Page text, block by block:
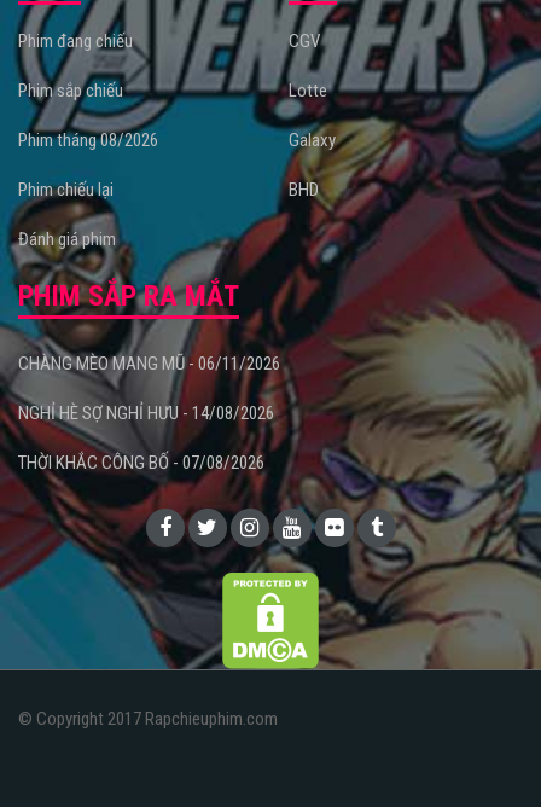
Phim đang chiếu
Phim sắp chiếu
Phim tháng 08/2026
Phim chiếu lại
Đánh giá phim
CGV
Lotte
Galaxy
BHD
PHIM SẮP RA MẮT
CHÀNG MÈO MANG MŨ - 06/11/2026
NGHỈ HÈ SỢ NGHỈ HƯU - 14/08/2026
THỜI KHẮC CÔNG BỐ - 07/08/2026
© Copyright 2017 Rapchieuphim.com